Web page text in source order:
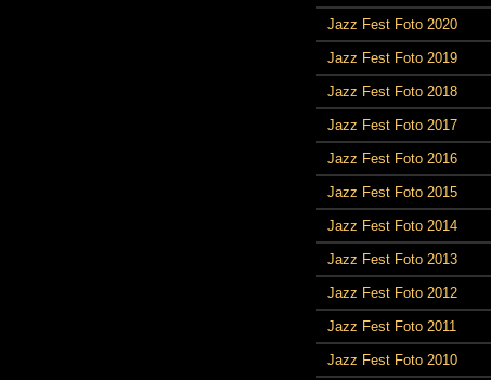
Jazz Fest Foto 2020
Jazz Fest Foto 2019
Jazz Fest Foto 2018
Jazz Fest Foto 2017
Jazz Fest Foto 2016
Jazz Fest Foto 2015
Jazz Fest Foto 2014
Jazz Fest Foto 2013
Jazz Fest Foto 2012
Jazz Fest Foto 2011
Jazz Fest Foto 2010